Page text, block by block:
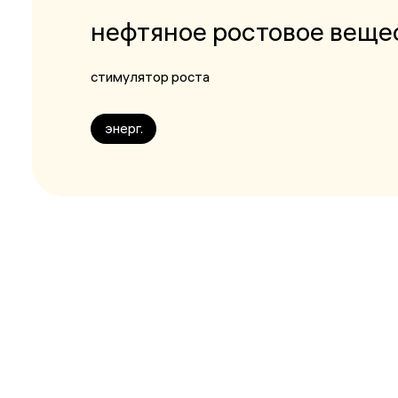
нефтяное ростовое
стимулятор роста
энерг.